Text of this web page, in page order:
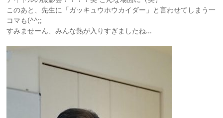
このあと、先生に「ガッキュウホウカイダー」と言わせてしまう一
コマも(^^;;
すみませーん、みんな熱が入りすぎましたね…